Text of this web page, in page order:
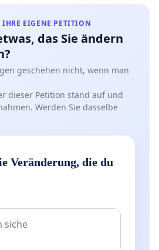
IHRE EIGENE PETITION
das Sie ändern
geschehen nicht, wenn man
dieser Petition stand auf und
Werden Sie dasselbe
Veränderung, die du